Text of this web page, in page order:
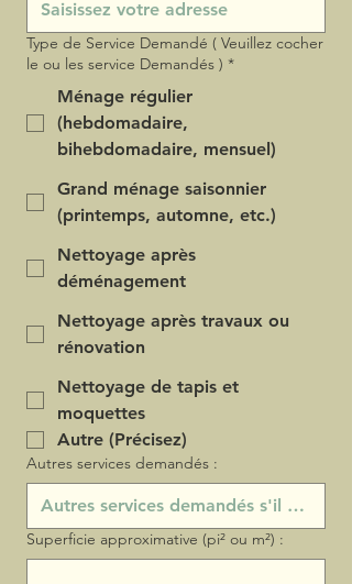
Type de Service Demandé ( Veuillez cocher
le ou les service Demandés ) *
Ménage régulier
(hebdomadaire,
bihebdomadaire, mensuel)
Grand ménage saisonnier
(printemps, automne, etc.)
Nettoyage après
déménagement
Nettoyage après travaux ou
rénovation
Nettoyage de tapis et
moquettes
Autre (Précisez)
Autres services demandés :
Superficie approximative (pi² ou m²) :